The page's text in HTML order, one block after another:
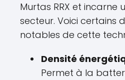
Murtas RRX et incarne
secteur. Voici certains
notables de cette
Densité
Permet à la